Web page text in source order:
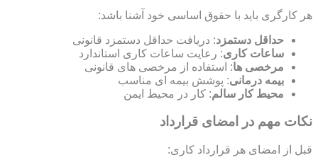
هر کارگری باید با حقوق اساسی خود آشنا باشد:
حداقل دستمزد: دریافت حداقل دستمزد قانونی
ساعات کاری: رعایت ساعات کاری استاندارد
مرخصی ها: استفاده از مرخصی های قانونی
بیمه درمانی: پوشش بیمه ای مناسب
محیط کار سالم: کار در محیط ایمن
نکات مهم در امضای قرارداد
قبل از امضای هر قرارداد کاری: